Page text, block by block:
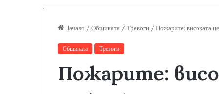
Начало / Общината / Тревоги / Пожарите: високата
Общината Тревоги
Пожарите: